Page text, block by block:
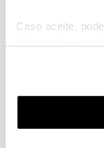
Caso aceite,
funcionalidades
funcionalidade)
(cookies de
utilização dos
A